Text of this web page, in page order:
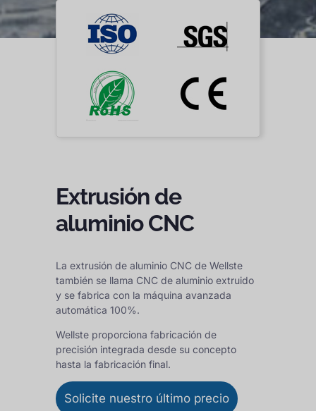
Extrusión de
aluminio CNC
La extrusión de aluminio CNC de Wellste
también se llama CNC de aluminio extruido
y se fabrica con la máquina avanzada
automática 100%.
Wellste proporciona fabricación de
precisión integrada desde su concepto
hasta la fabricación final.
Solicite nuestro último precio